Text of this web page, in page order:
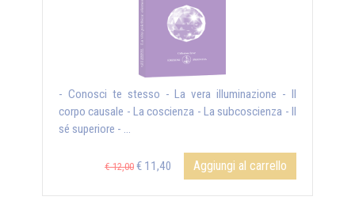
- Conosci te stesso - La vera illuminazione - Il
corpo causale - La coscienza - La subcoscienza - Il
sé superiore - ...
€ 12,00 € 11,40 Aggiungi al carrello